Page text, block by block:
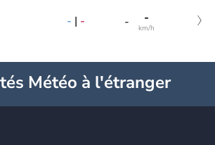
- | - - -
km/h
Météo à l'étranger